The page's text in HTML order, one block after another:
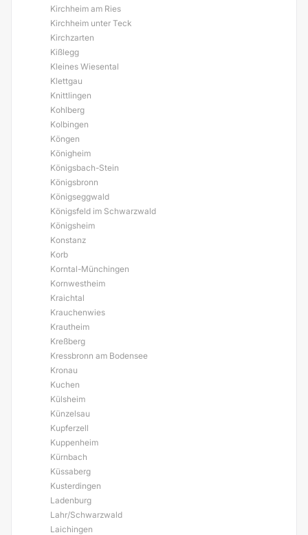
Kirchheim am Ries
Kirchheim unter Teck
Kirchzarten
Kißlegg
Kleines Wiesental
Klettgau
Knittlingen
Kohlberg
Kolbingen
Köngen
Königheim
Königsbach-Stein
Königsbronn
Königseggwald
Königsfeld im Schwarzwald
Königsheim
Konstanz
Korb
Korntal-Münchingen
Kornwestheim
Kraichtal
Krauchenwies
Krautheim
Kreßberg
Kressbronn am Bodensee
Kronau
Kuchen
Külsheim
Künzelsau
Kupferzell
Kuppenheim
Kürnbach
Küssaberg
Kusterdingen
Ladenburg
Lahr/Schwarzwald
Laichingen